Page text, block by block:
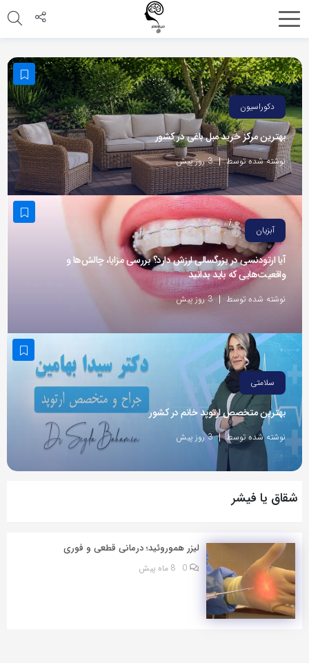
اشتراک
با
استفاده
از
روش‌های
زیر
می‌توانید
این
صفحه
دوستان
خود
اشتراک
بگذارید.
کپی
لینک
دکوراسیون
بهترین مرکز خرید مبل باغی در کشور
نوشته شده توسط 3 روز پیش
آبزیان
آیا ارتودنسی در بزرگسالی ارزش دارد؟ بررسی مزایا، چالش‌ها و
واقعیت‌هایی که باید بدانید
نوشته شده توسط 3 روز پیش
سلامتی
بهترین متخصص ارتوپد خانم در کشور
نوشته شده توسط 3 روز پیش
شقاق یا فیشر
لیزر هموروئید؛ درمانی قطعی و فوری
0 8 ماه پیش